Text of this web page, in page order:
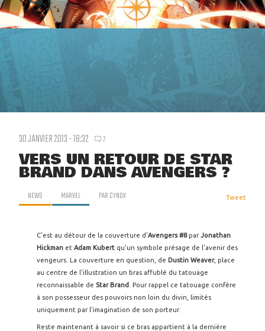
30 JANVIER 2013 - 18:32 7
VERS UN RETOUR DE STAR
BRAND DANS AVENGERS ?
NEWS MARVEL PARCYNOK Tweet
C'est au détour de la couverture d'Avengers #8parJonathan
Hickman et Adam Kubert qu'un symbole présage de l'avenir des
vengeurs. La couverture en question, de Dustin Weaver, place
au centre de l'illustration un bras affublé du tatouage
reconnaissable de Star Brand
. Pour rappel ce tatouage confère
à son possesseur des pouvoirs non loin du divin, limités
uniquement par l'imagination de son porteur.
Reste maintenant à savoir si ce bras appartient à la dernière